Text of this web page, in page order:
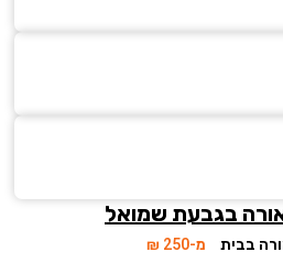
בגבעת שמואל
מ-250 ₪